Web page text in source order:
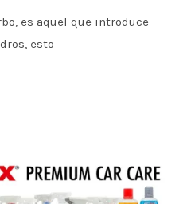
es aquel que introduce
esto